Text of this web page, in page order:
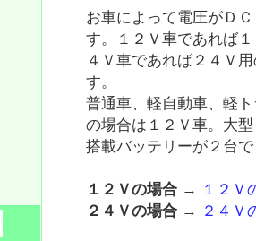
お車によって電圧がＤ
す。１２Ｖ車であれば
４Ｖ車であれば２４Ｖ
す。
普通車、軽自動車、軽
の場合は１２Ｖ車。大
搭載バッテリーが２台
１２Ｖの場合 →
１２Ｖ
２４Ｖの場合 → ２４Ｖ